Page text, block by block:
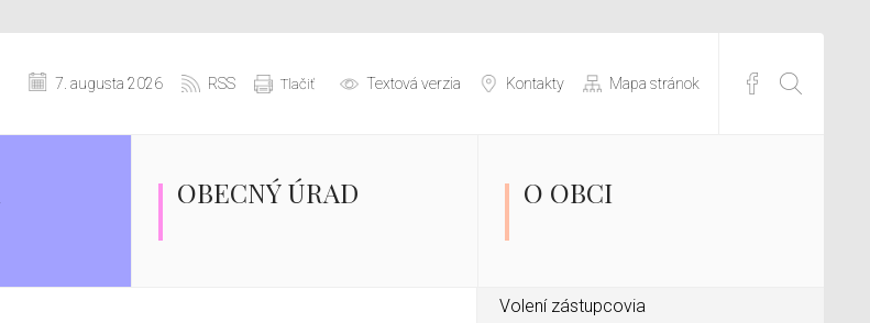
7. augusta 2026 RSS Tlačiť Textová verzia Kontakty Mapa stránok
OBECNÝ ÚRAD O OBCI
Volení zástupcovia